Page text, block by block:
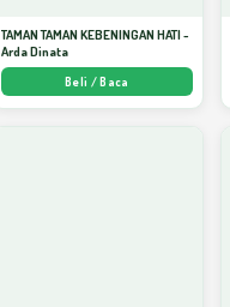
TAMAN TAMAN KEBENINGAN HATI -
Arda Dinata
Beli / Baca